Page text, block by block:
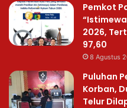
Pemkot
2026,
97,60
8 Agustus
Puluhan
Korban,
Telur